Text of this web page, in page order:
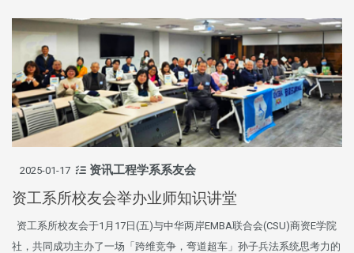
2025-01-17 资讯工程学系系友会
资工系所校友会举办业师知识讲堂
资工系所校友会于1月17日(五)与中华两岸EMBA联合会(CSU)商资E学院
社，共同成功主办了一场「跨维竞争，弯道超车」孙子兵法系统思考力的